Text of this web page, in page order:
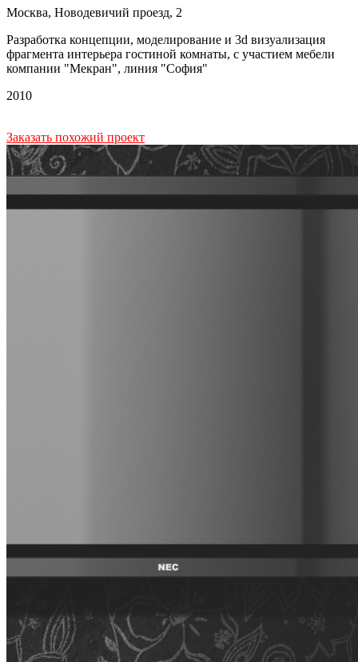
Москва, Новодевичий проезд, 2
Разработка концепции, моделирование и 3d визуализация
фрагмента интерьера гостиной комнаты, с участием мебели
компании "Мекран", линия "София"
2010
Заказать похожий проект